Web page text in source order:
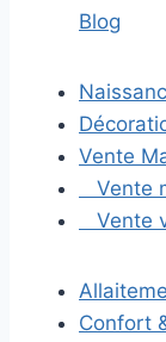
Blog
Vente
Vente
Vente
Confort